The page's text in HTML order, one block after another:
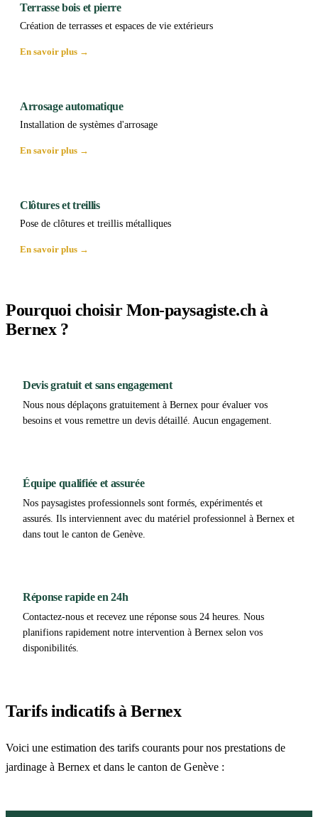
Terrasse bois et pierre
Création de terrasses et espaces de vie extérieurs
En savoir plus →
Arrosage automatique
Installation de systèmes d'arrosage
En savoir plus →
Clôtures et treillis
Pose de clôtures et treillis métalliques
En savoir plus →
Pourquoi choisir Mon-paysagiste.ch à
Bernex ?
Devis gratuit et sans engagement
Nous nous déplaçons gratuitement à Bernex pour évaluer vos
besoins et vous remettre un devis détaillé. Aucun engagement.
Équipe qualifiée et assurée
Nos paysagistes professionnels sont formés, expérimentés et
assurés. Ils interviennent avec du matériel professionnel à Bernex et
dans tout le canton de Genève.
Réponse rapide en 24h
Contactez-nous et recevez une réponse sous 24 heures. Nous
planifions rapidement notre intervention à Bernex selon vos
disponibilités.
Tarifs indicatifs à Bernex
Voici une estimation des tarifs courants pour nos prestations de
jardinage à Bernex et dans le canton de Genève :